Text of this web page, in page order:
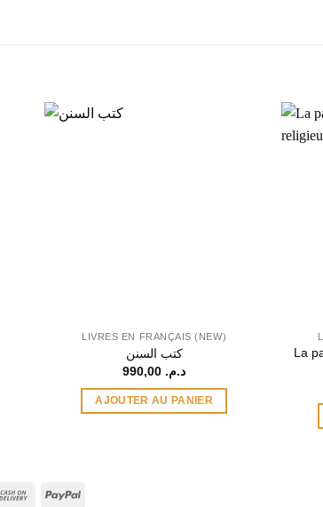
LIVRES EN FRANÇAIS (NEW)
كتب السنن
د.م.
AJOUTER AU PANIER
La
Cash PayPal